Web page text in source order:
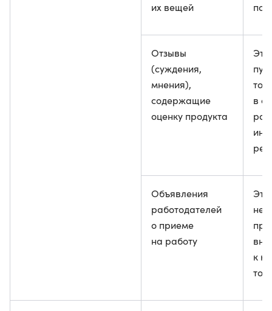
их вещей
Отзывы
(суждения,
мнения),
содержащие
оценку продукта
Эти
в
Объявления
работодателей
о приеме
на работу
Эти
не
к